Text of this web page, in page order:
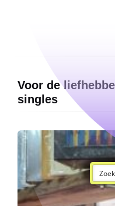
Voor de
singles